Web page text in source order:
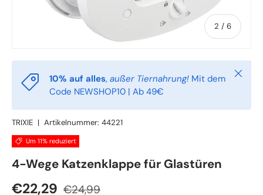
2 / von
6
10% auf alles, außer Tiernahrung! Mit dem
Code NEWSHOP10 | Ab 49€
TRIXIE | Artikelnummer: 44221
Um 11% reduziert
TRIXIE
4-Wege Katzenklappe für Glastüren
Verkaufspreis
€22,29 Normaler Preis
€24,99